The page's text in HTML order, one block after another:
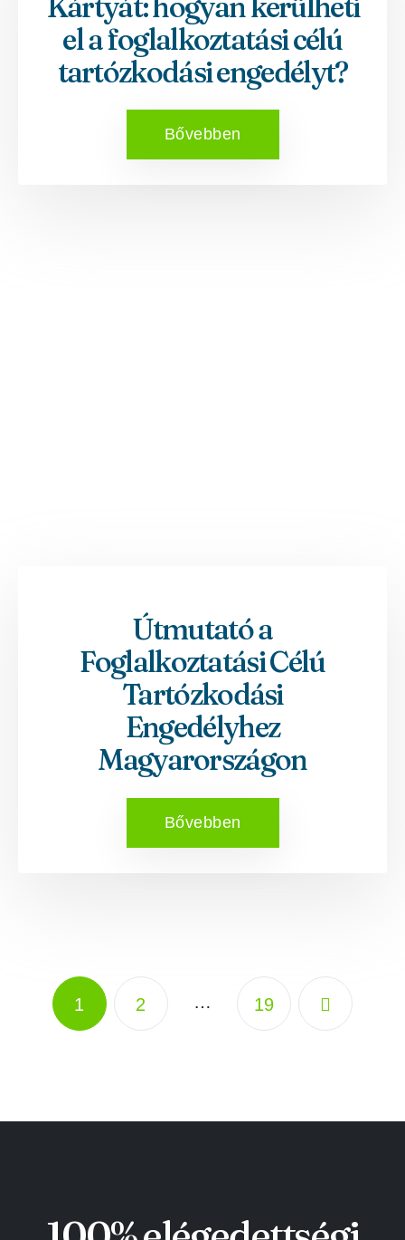
el a foglalkoztatási célú
tartózkodási engedélyt?
Bővebben
Útmutató a
Foglalkoztatási Célú
Tartózkodási
Engedélyhez
Magyarországon
Bővebben
1 2 … 19